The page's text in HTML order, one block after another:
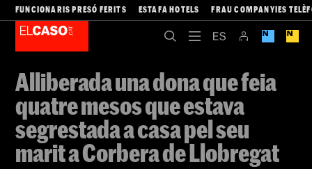
FUNCIONARIS PRESÓ FERITS ESTAFA HOTELS FRAU COMPANYIES
Alliberada una dona que feia
quatre mesos que estava
segrestada a casa pel seu
marit a Corbera de Llobregat